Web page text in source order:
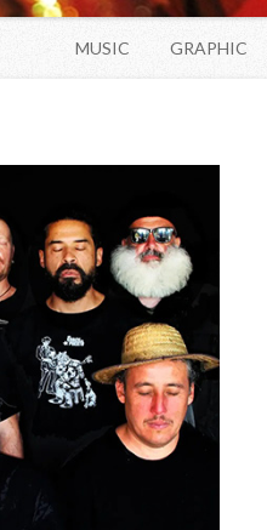
MUSIC GRAPHIC